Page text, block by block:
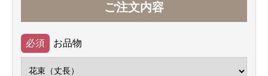
ご注文内容
お品物